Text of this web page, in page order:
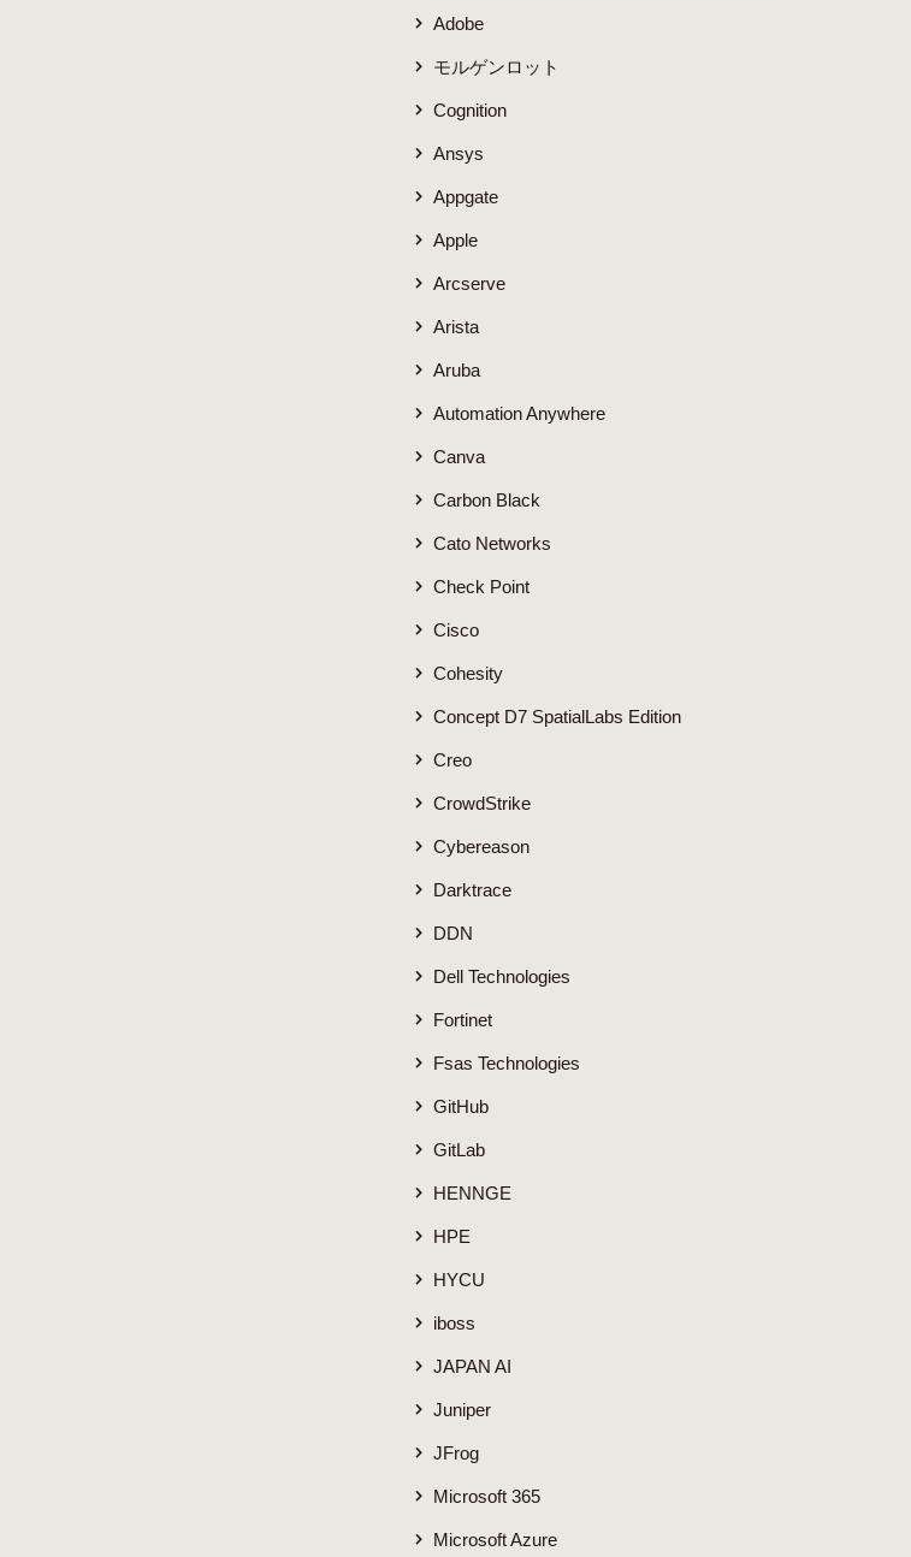
Adobe
モルゲンロット
Cognition
Ansys
Appgate
Apple
Arcserve
Arista
Aruba
Automation Anywhere
Canva
Carbon Black
Cato Networks
Check Point
Cisco
Cohesity
Concept D7 SpatialLabs Edition
Creo
CrowdStrike
Cybereason
Darktrace
DDN
Dell Technologies
Fortinet
Fsas Technologies
GitHub
GitLab
HENNGE
HPE
HYCU
iboss
JAPAN AI
Juniper
JFrog
Microsoft 365
Microsoft Azure